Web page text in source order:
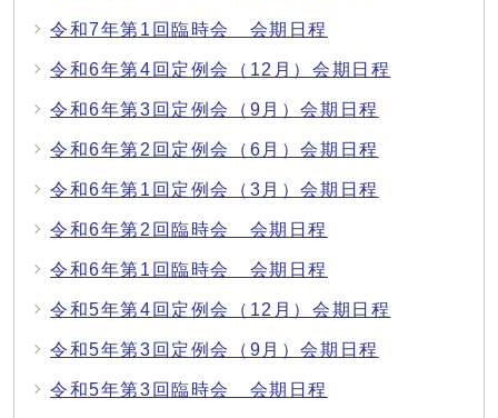
令和7年第1回臨時会 会期日程
令和6年第4回定例会（12月）会期日程
令和6年第3回定例会（9月）会期日程
令和6年第2回定例会（6月）会期日程
令和6年第1回定例会（3月）会期日程
令和6年第2回臨時会 会期日程
令和6年第1回臨時会 会期日程
令和5年第4回定例会（12月）会期日程
令和5年第3回定例会（9月）会期日程
令和5年第3回臨時会 会期日程